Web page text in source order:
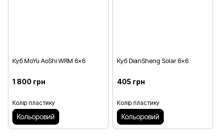
Куб MoYu AoShi WRM 6x6
1 800 грн
Колір пластику
Кольоровий
Куб DianSheng Solar 6x6
405 грн
Колір пластику
Кольоровий